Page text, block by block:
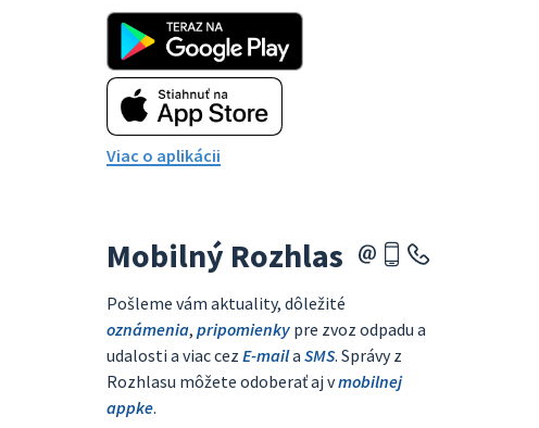
Viac o aplikácii
Mobilný Rozhlas
Pošleme vám aktuality, dôležité
oznámenia, pripomienky pre zvoz odpadu a
udalosti a viac cez E-maila SMS. Správy z
Rozhlasu môžete odoberať aj vmobilnej
appke.